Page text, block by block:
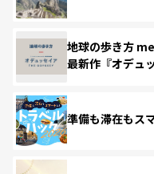
地球の歩き方
最新作『オデュ
準備も滞在もス